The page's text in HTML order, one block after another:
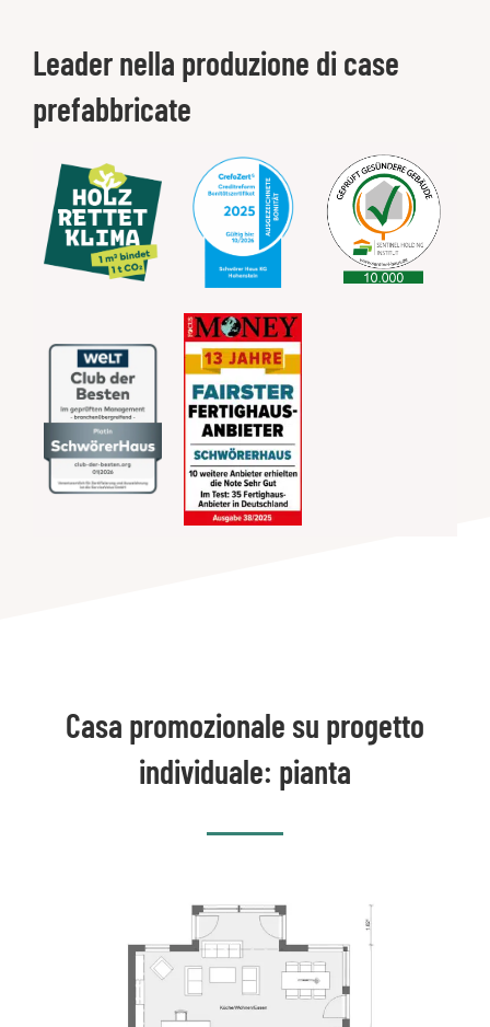
Leader nella produzione di case
prefabbricate
Casa promozionale su progetto
individuale: pianta